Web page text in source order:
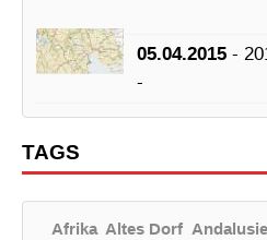
05.04.2015 -
-
TAGS
Afrika Altes Dorf